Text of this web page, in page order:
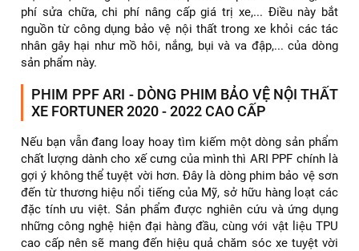
phí sửa chữa, chi phí nâng cấp giá trị xe,... Điều này bắt
nguồn từ công dụng bảo vệ nội thất trong xe khỏi các tác
nhân gây hại như mồ hôi, nắng, bụi và va đập,... của dòng
sản phẩm này.
PHIM PPF ARI - DÒNG PHIM BẢO VỆ NỘI THẤT
XE FORTUNER 2020 - 2022 CAO CẤP
Nếu bạn vẫn đang loay hoay tìm kiếm một dòng sản phẩm
chất lượng dành cho xế cưng của mình thì ARI PPF chính là
gợi ý không thể tuyệt vời hơn. Đây là dòng phim bảo vệ sơn
đến từ thương hiệu nổi tiếng của Mỹ, sở hữu hàng loạt các
đặc tính ưu việt. Sản phẩm được nghiên cứu và ứng dụng
những công nghệ hiện đại hàng đầu, cùng với vật liệu TPU
cao cấp nên sẽ mang đến hiệu quả chăm sóc xe tuyệt vời